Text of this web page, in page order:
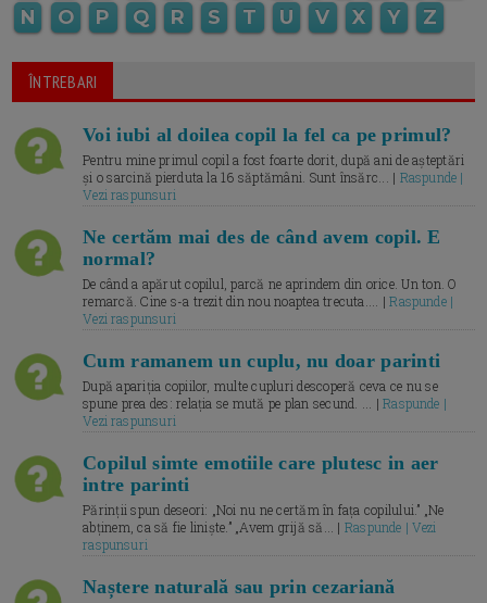
N
O P Q R S T U V X Y Z
ÎNTREBARI
Voi iubi al doilea copil la fel ca pe primul?
Pentru mine primul copil a fost foarte dorit, după ani de așteptări
și o sarcină pierduta la 16 săptămâni. Sunt însărc... | Raspunde |
Vezi raspunsuri
Ne certăm mai des de când avem copil. E
normal?
De când a apărut copilul, parcă ne aprindem din orice. Un ton. O
remarcă. Cine s-a trezit din nou noaptea trecuta.... |Raspunde |
Vezi raspunsuri
Cum ramanem un cuplu, nu doar parinti
După apariția copiilor, multe cupluri descoperă ceva ce nu se
spune prea des: relația se mută pe plan secund. ... |Raspunde |
Vezi raspunsuri
Copilul simte emotiile care plutesc in aer
intre parinti
Părinții spun deseori: „Noi nu ne certăm în fața copilului.” „Ne
abținem, ca să fie liniște.” „Avem grijă să... | Raspunde | Vezi
raspunsuri
Naștere naturală sau prin cezariană